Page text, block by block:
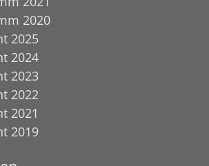
2020
2025
2024
2023
2022
2021
2019